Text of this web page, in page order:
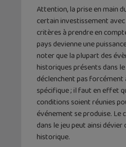
Attention, la prise en main
certain investissement
critères à prendre en
pays devienne une
noter que la plupart des
historiques présents dans
déclenchent pas forcément
spécifique ; il faut en effet
conditions soient réunies
événement se produise. Le
dans le jeu peut ainsi
historique.